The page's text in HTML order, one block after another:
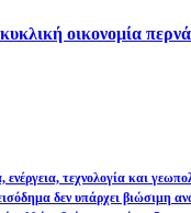
οικονομία
τεχνολογία και
δεν υπάρχει βιώσιμη